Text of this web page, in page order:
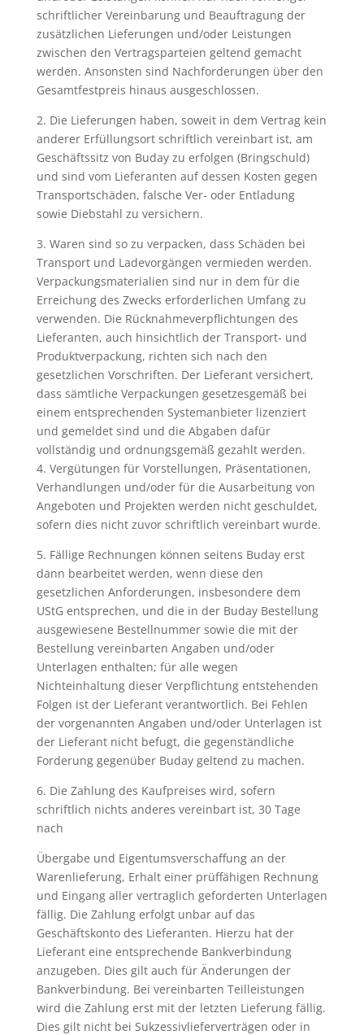
schriftlicher Vereinbarung und Beauftragung der
zusätzlichen Lieferungen und/oder Leistungen
zwischen den Vertragsparteien geltend gemacht
werden. Ansonsten sind Nachforderungen über den
Gesamtfestpreis hinaus ausgeschlossen.
2. Die Lieferungen haben, soweit in dem Vertrag kein
anderer Erfüllungsort schriftlich vereinbart ist, am
Geschäftssitz von Buday zu erfolgen (Bringschuld)
und sind vom Lieferanten auf dessen Kosten gegen
Transportschäden, falsche Ver- oder Entladung
sowie Diebstahl zu versichern.
3. Waren sind so zu verpacken, dass Schäden bei
Transport und Ladevorgängen vermieden werden.
Verpackungsmaterialien sind nur in dem für die
Erreichung des Zwecks erforderlichen Umfang zu
verwenden. Die Rücknahmeverpflichtungen des
Lieferanten, auch hinsichtlich der Transport- und
Produktverpackung, richten sich nach den
gesetzlichen Vorschriften. Der Lieferant versichert,
dass sämtliche Verpackungen gesetzesgemäß bei
einem entsprechenden Systemanbieter lizenziert
und gemeldet sind und die Abgaben dafür
vollständig und ordnungsgemäß gezahlt werden.
4. Vergütungen für Vorstellungen, Präsentationen,
Verhandlungen und/oder für die Ausarbeitung von
Angeboten und Projekten werden nicht geschuldet,
sofern dies nicht zuvor schriftlich vereinbart wurde.
5. Fällige Rechnungen können seitens Buday erst
dann bearbeitet werden, wenn diese den
gesetzlichen Anforderungen, insbesondere dem
UStG entsprechen, und die in der Buday Bestellung
ausgewiesene Bestellnummer sowie die mit der
Bestellung vereinbarten Angaben und/oder
Unterlagen enthalten; für alle wegen
Nichteinhaltung dieser Verpflichtung entstehenden
Folgen ist der Lieferant verantwortlich. Bei Fehlen
der vorgenannten Angaben und/oder Unterlagen ist
der Lieferant nicht befugt, die gegenständliche
Forderung gegenüber Buday geltend zu machen.
6. Die Zahlung des Kaufpreises wird, sofern
schriftlich nichts anderes vereinbart ist, 30 Tage
nach
Übergabe und Eigentumsverschaffung an der
Warenlieferung, Erhalt einer prüffähigen Rechnung
und Eingang aller vertraglich geforderten Unterlagen
fällig. Die Zahlung erfolgt unbar auf das
Geschäftskonto des Lieferanten. Hierzu hat der
Lieferant eine entsprechende Bankverbindung
anzugeben. Dies gilt auch für Änderungen der
Bankverbindung. Bei vereinbarten Teilleistungen
wird die Zahlung erst mit der letzten Lieferung fällig.
Dies gilt nicht bei Sukzessivlieferverträgen oder in